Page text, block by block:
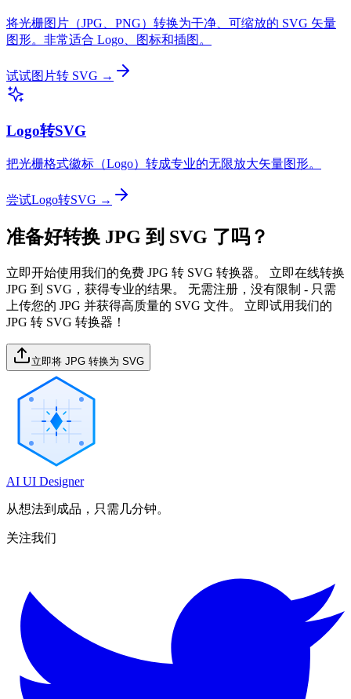
将光栅图片（JPG、PNG）转换为干净、可缩放的 SVG 矢量
图形。非常适合 Logo、图标和插图。
试试图片转 SVG →
Logo转SVG
把光栅格式徽标（Logo）转成专业的无限放大矢量图形。
尝试Logo转SVG →
准备好转换 JPG 到 SVG 了吗？
立即开始使用我们的免费 JPG 转 SVG 转换器。 立即在线转换
JPG 到 SVG，获得专业的结果。 无需注册，没有限制 - 只需
上传您的 JPG 并获得高质量的 SVG 文件。 立即试用我们的
JPG 转 SVG 转换器！
立即将 JPG 转换为 SVG
AI UI Designer
从想法到成品，只需几分钟。
关注我们